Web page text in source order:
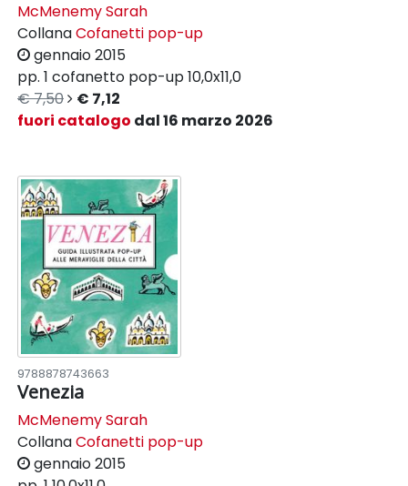
McMenemy Sarah
CollanaCofanetti pop-up
gennaio 2015
pp. 1 cofanetto pop-up10,0x11,0
€ 7,50
€ 7,12
fuori catalogo dal 16 marzo 2026
9788878743663
Venezia
McMenemy Sarah
CollanaCofanetti pop-up
gennaio 2015